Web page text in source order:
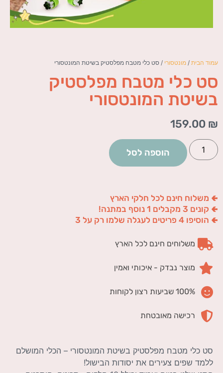
עמוד הבית / מונטסורי / סט כלי מטבח מפלסטיק בשיטת המונטסורי
סט כלי מטבח מפלסטיק
בשיטת המונטסורי
159.00 ₪
הוספה לסל
🢀 משלוח חינם לכל חלקי הארץ
🢀 קונים 3 מקבלים 1 נוסף במתנה!
🢀 הוסיפו 4 פריטים לעגלה שלמו רק על 3
משלוחים חינם לכל הארץ
מוצר נבדק - איכותי ואמין
100% שביעות רצון לקוחות
רכישה מאובטחת
סט כלי מטבח מפלסטיק בשיטת המונטסורי – הכלי המושלם
ללמד שפים צעירים את יסודות הבישול!